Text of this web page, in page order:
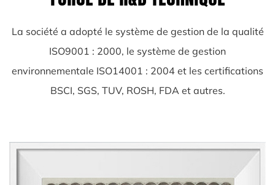
La société a adopté le système de gestion de la qualité
ISO9001 : 2000, le système de gestion
environnementale ISO14001 : 2004 et les certifications
BSCI, SGS, TUV, ROSH, FDA et autres.